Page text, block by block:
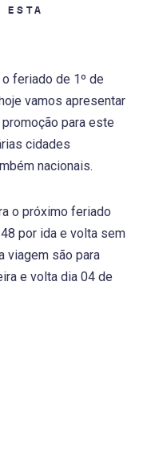
feriado de 1º de
vamos apresentar
para este
cidades
nacionais.
o próximo feriado
por ida e volta sem
viagem são para
e volta dia 04 de